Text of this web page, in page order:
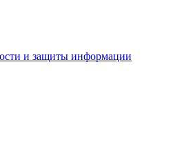
и защиты информации